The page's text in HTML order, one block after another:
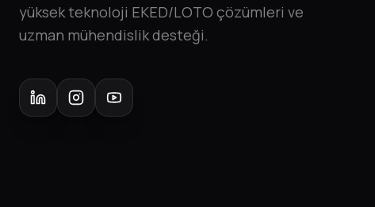
yüksek teknoloji EKED/LOTO çözümleri ve
uzman mühendislik desteği.